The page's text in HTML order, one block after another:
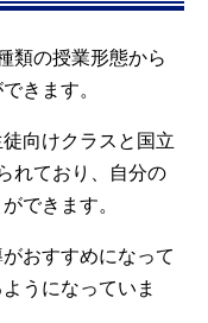
類の授業形態から
きます。
向けクラスと国立
れており、自分の
できます。
おすすめになって
うになっていま